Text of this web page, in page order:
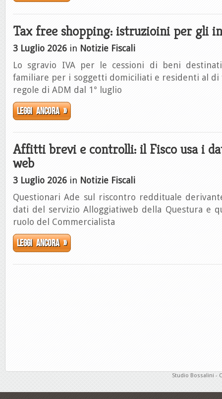
Tax free shopping: istruzioini per gli
3 Luglio 2026 in Notizie Fiscali
Lo sgravio IVA per le cessioni di beni destinati
familiare per i soggetti domiciliati e residenti al di
regole di ADM dal 1° luglio
Leggi ancora »
Affitti brevi e controlli: il Fisco usa i
web
3 Luglio 2026 in Notizie Fiscali
Questionari Ade sul riscontro reddituale
dati del servizio Alloggiatiweb della Questura e
ruolo del Commercialista
Leggi ancora »
Studio Bossalini -